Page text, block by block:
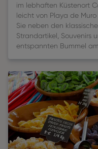
im lebhaften Küstenort
leicht von Playa de
Sie neben den
Strandartikel, Souvenirs
entspannten Bummel